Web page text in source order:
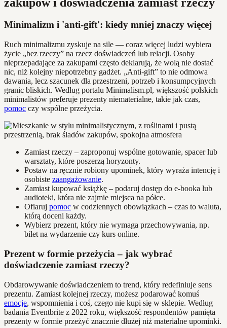
Minimalizm i 'anti-gift': kiedy mniej znaczy więcej
Ruch minimalizmu zyskuje na sile — coraz więcej ludzi wybiera
życie „bez rzeczy” na rzecz doświadczeń lub relacji. Osoby
nieprzepadające za zakupami często deklarują, że wolą nie dostać
nic, niż kolejny niepotrzebny gadżet. „Anti-gift” to nie odmowa
dawania, lecz szacunek dla przestrzeni, potrzeb i konsumpcyjnych
granic bliskich. Według portalu Minimalism.pl, większość polskich
minimalistów preferuje prezenty niematerialne, takie jak czas,
pomoc czy wspólne przeżycia.
Zamiast rzeczy – zaproponuj wspólne gotowanie, spacer lub
warsztaty, które poszerzą horyzonty.
Postaw na ręcznie robiony upominek, który wyraża intencję i
osobiste zaangażowanie.
Zamiast kupować książkę – podaruj dostęp do e-booka lub
audioteki, która nie zajmie miejsca na półce.
Ofiaruj pomoc w codziennych obowiązkach – czas to waluta,
którą doceni każdy.
Wybierz prezent, który nie wymaga przechowywania, np.
bilet na wydarzenie czy kurs online.
Prezent w formie przeżycia – jak wybrać
doświadczenie zamiast rzeczy?
Obdarowywanie doświadczeniem to trend, który redefiniuje sens
prezentu. Zamiast kolejnej rzeczy, możesz podarować komuś
emocje, wspomnienia i coś, czego nie kupi się w sklepie. Według
badania Eventbrite z 2022 roku, większość respondentów pamięta
prezenty w formie przeżyć znacznie dłużej niż materialne upominki.